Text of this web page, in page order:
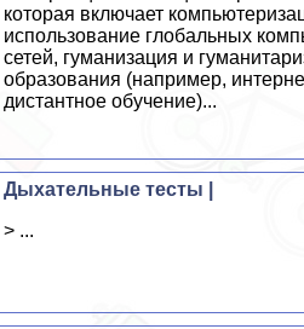
которая включает
использование глобальных
сетей, гуманизация и
образования (например,
дистантное обучение)...
Дыхательные тесты |
> ...